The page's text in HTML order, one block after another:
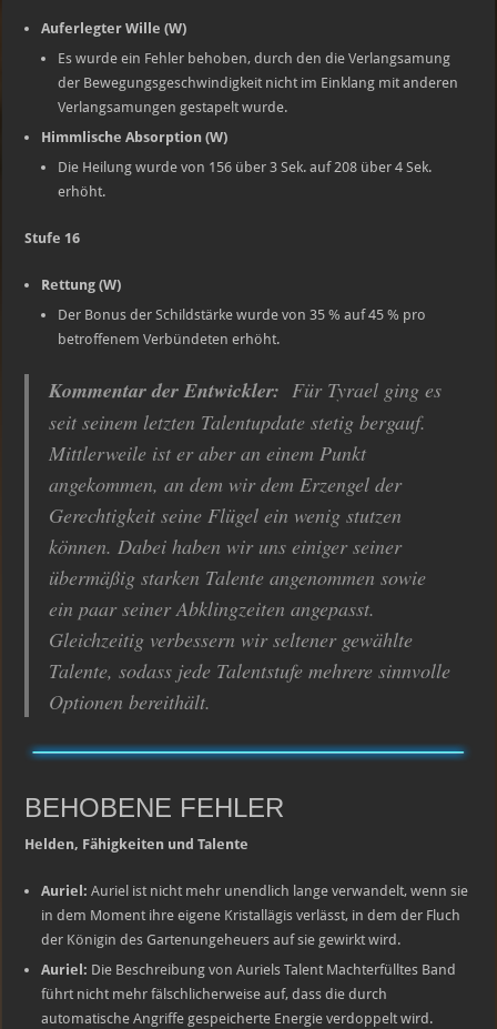
Auferlegter Wille (W)
Es wurde ein Fehler behoben, durch den die Verlangsamung
der Bewegungsgeschwindigkeit nicht im Einklang mit anderen
Verlangsamungen gestapelt wurde.
Himmlische Absorption (W)
Die Heilung wurde von 156 über 3 Sek. auf 208 über 4 Sek.
erhöht.
Stufe 16
Rettung (W)
Der Bonus der Schildstärke wurde von 35 % auf 45 % pro
betroffenem Verbündeten erhöht.
Kommentar der Entwickler:Für Tyrael ging es
seit seinem letzten Talentupdate stetig bergauf.
Mittlerweile ist er aber an einem Punkt
angekommen, an dem wir dem Erzengel der
Gerechtigkeit seine Flügel ein wenig stutzen
können. Dabei haben wir uns einiger seiner
übermäßig starken Talente angenommen sowie
ein paar seiner Abklingzeiten angepasst.
Gleichzeitig verbessern wir seltener gewählte
Talente, sodass jede Talentstufe mehrere sinnvolle
Optionen bereithält.
BEHOBENE FEHLER
Helden, Fähigkeiten und Talente
Auriel: Auriel ist nicht mehr unendlich lange verwandelt, wenn sie
in dem Moment ihre eigene Kristallägis verlässt, in dem der Fluch
der Königin des Gartenungeheuers auf sie gewirkt wird.
Auriel: Die Beschreibung von Auriels Talent Machterfülltes Band
führt nicht mehr fälschlicherweise auf, dass die durch
automatische Angriffe gespeicherte Energie verdoppelt wird.